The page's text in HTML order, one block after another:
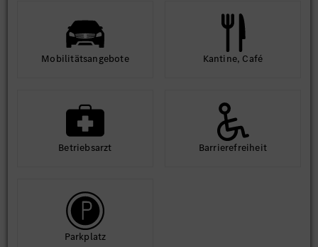
Mobilitäts­angebote Kantine, Café
Betriebs­arzt Barriere­frei­heit
Park­platz